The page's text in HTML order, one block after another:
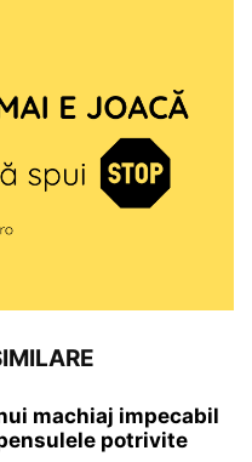
machiaj impecabil
potrivite